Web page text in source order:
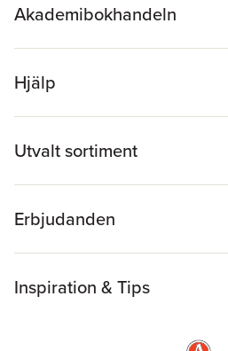
Akademibokhandeln
Hjälp
Utvalt sortiment
Erbjudanden
Inspiration & Tips